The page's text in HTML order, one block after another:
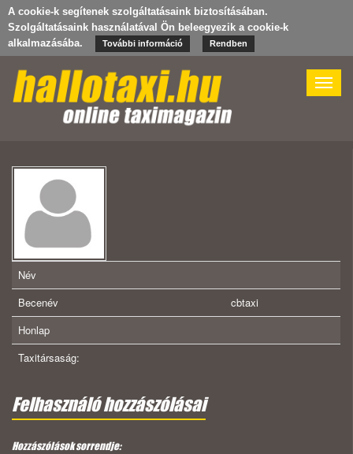
A cookie-k segítenek szolgáltatásaink biztosításában.
Szolgáltatásaink használatával Ön beleegyezik a cookie-k
alkalmazásába.
További információ Rendben
Toggle
Név
Becenév
cbtaxi
Honlap
Taxitársaság:
Felhasználó hozzászólásai
Hozzászólások sorrendje: